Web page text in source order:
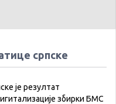
српске
је резултат
збирки БМС